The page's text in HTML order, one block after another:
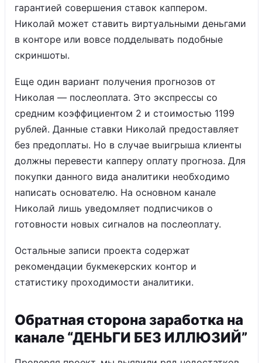
гарантией совершения ставок каппером.
Николай может ставить виртуальными деньгами
в конторе или вовсе подделывать подобные
скриншоты.
Еще один вариант получения прогнозов от
Николая — послеоплата. Это экспрессы со
средним коэффициентом 2 и стоимостью 1199
рублей. Данные ставки Николай предоставляет
без предоплаты. Но в случае выигрыша клиенты
должны перевести капперу оплату прогноза. Для
покупки данного вида аналитики необходимо
написать основателю. На основном канале
Николай лишь уведомляет подписчиков о
готовности новых сигналов на послеоплату.
Остальные записи проекта содержат
рекомендации букмекерских контор и
статистику проходимости аналитики.
Обратная сторона заработка на
канале “ДЕНЬГИ БЕЗ ИЛЛЮЗИЙ”